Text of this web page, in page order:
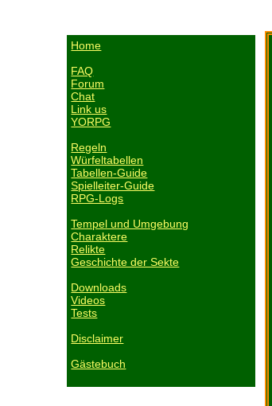
Home
FAQ
Forum
Chat
Link us
YORPG
Regeln
Würfeltabellen
Tabellen-Guide
Spielleiter-Guide
RPG-Logs
Tempel und Umgebung
Charaktere
Relikte
Geschichte der Sekte
Downloads
Videos
Tests
Disclaimer
Gästebuch